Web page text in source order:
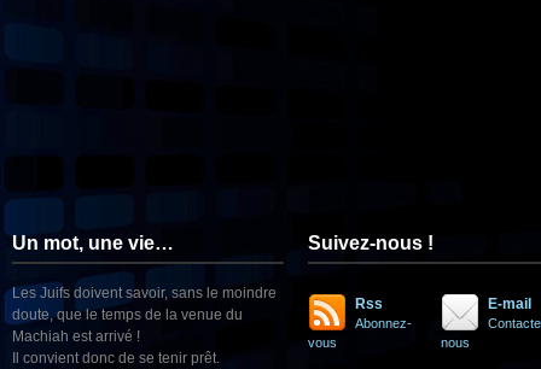
Un mot, une vie…
Les Juifs doivent savoir, sans le moindre
doute, que le temps de la venue du
Machiah est arrivé !
Il convient donc de se tenir prêt.
Suivez-nous !
Rss
Abonnez-
vous
E-mail
nous